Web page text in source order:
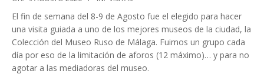
09
El fin de semana del 8-9 de Agosto fue el elegido para hacer
una visita guiada a uno de los mejores museos de la ciudad, la
Colección del Museo Ruso de Málaga. Fuimos un grupo cada
día por eso de la limitación de aforos (12 máximo)… y para no
agotar a las mediadoras del museo.